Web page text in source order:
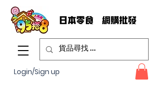
Login/Sign up